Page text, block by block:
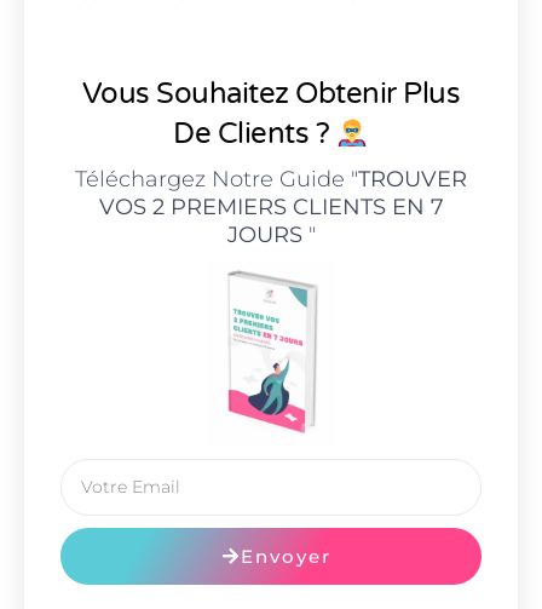
Vous Souhaitez Obtenir Plus
De Clients ?
Téléchargez Notre Guide "TROUVER
VOS 2 PREMIERS CLIENTS EN 7
JOURS"
Envoyer